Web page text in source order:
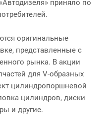
приняло по
оригинальные
представленные с
рынка. В акции
для V-образных
цилиндропоршневой
цилиндров, диски
и другие.